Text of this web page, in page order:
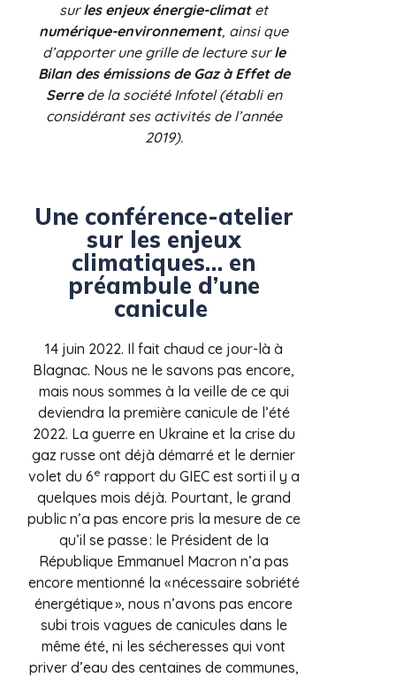
surles enjeux énergie-climatet
numérique-environnement, ainsi que
d’apporter une grille de lecture surle
Bilan des émissions de Gaz à Effet de
Serrede la société Infotel (établi en
considérant ses activités de l’année
2019).
Une conférence-atelier
sur les enjeux
climatiques… en
préambule d’une
canicule
14 juin 2022. Il fait chaud ce jour-là à
Blagnac. Nous ne le savons pas encore,
mais nous sommes à la veille de ce qui
deviendra la première canicule de l’été
2022. La guerre en Ukraine et la crise du
gaz russe ont déjà démarré et le dernier
volet du 6e rapport du GIEC est sorti il y a
quelques mois déjà. Pourtant, le grand
public n’a pas encore pris la mesure de ce
qu’il se passe : le Président de la
République Emmanuel Macron n’a pas
encore mentionné la « nécessaire sobriété
énergétique », nous n’avons pas encore
subi trois vagues de canicules dans le
même été, ni les sécheresses qui vont
priver d’eau des centaines de communes,